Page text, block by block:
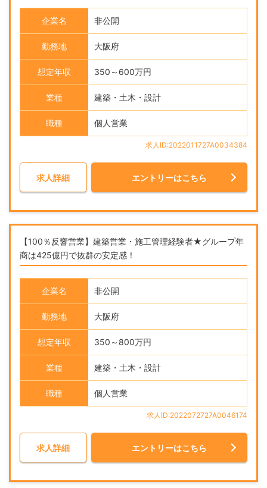
企業名 非公開
勤務地 大阪府
想定年収 350～600万円
業種 建築・土木・設計
職種 個人営業
求人ID:2022011727A0034384
求人詳細 エントリーはこちら
【100％反響営業】建築営業・施工管理経験者★グループ年
商は425億円で抜群の安定感！
企業名 非公開
勤務地 大阪府
想定年収 350～800万円
業種 建築・土木・設計
職種 個人営業
求人ID:2022072727A0046174
求人詳細 エントリーはこちら